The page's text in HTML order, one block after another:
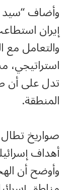
وأضاف
إيران
والتعامل مع
استراتيجي،
تدل على أن
المنطقة.
صواريخ
أهداف
وأوضح أن